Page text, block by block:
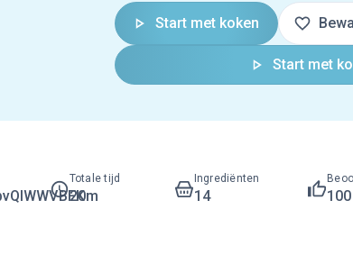
Start met koken
Start met
Totale tijd
20m
Ingrediënten
14